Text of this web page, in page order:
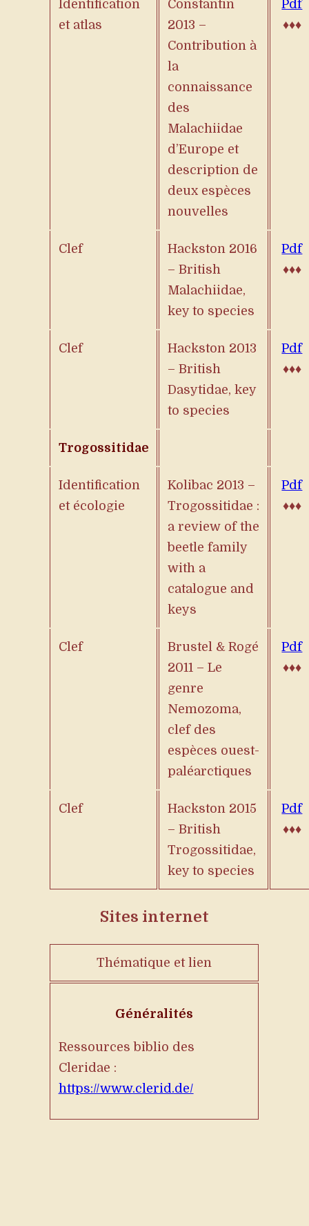
Identification
et atlas
Constantin
2013 –
Contribution à
la
connaissance
des
Malachiidae
d’Europe et
description de
deux espèces
nouvelles
Pdf
♦♦♦
Clef
Hackston 2016
– British
Malachiidae,
key to species
Pdf
♦♦♦
Clef
Hackston 2013
– British
Dasytidae, key
to species
Pdf
♦♦♦
Trogossitidae
Identification
et écologie
Kolibac 2013 –
Trogossitidae :
a review of the
beetle family
with a
catalogue and
keys
Pdf
♦♦♦
Clef
Brustel & Rogé
2011 – Le
genre
Nemozoma,
clef des
espèces ouest-
paléarctiques
Pdf
♦♦♦
Clef
Hackston 2015
– British
Trogossitidae,
key to species
Pdf
♦♦♦
Sites internet
Thématique et lien
Généralités
Ressources biblio des
Cleridae :
https://www.clerid.de/